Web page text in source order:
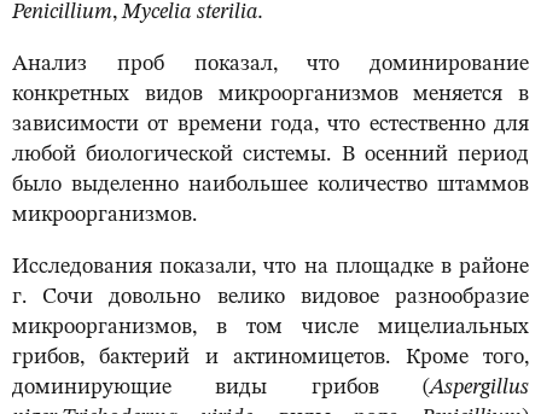
Penicillium,Myceliа sterilia.
Анализ проб показал, что доминирование
конкретных видов микроорганизмов меняется в
зависимости от времени года, что естественно для
любой биологической системы. В осенний период
было выделенно наибольшее количество штаммов
микроорганизмов.
Исследования показали, что на площадке в районе
г. Сочи довольно велико видовое разнообразие
микроорганизмов, в том числе мицелиальных
грибов, бактерий и актиномицетов. Кроме того,
доминирующие виды грибов (Aspergillus